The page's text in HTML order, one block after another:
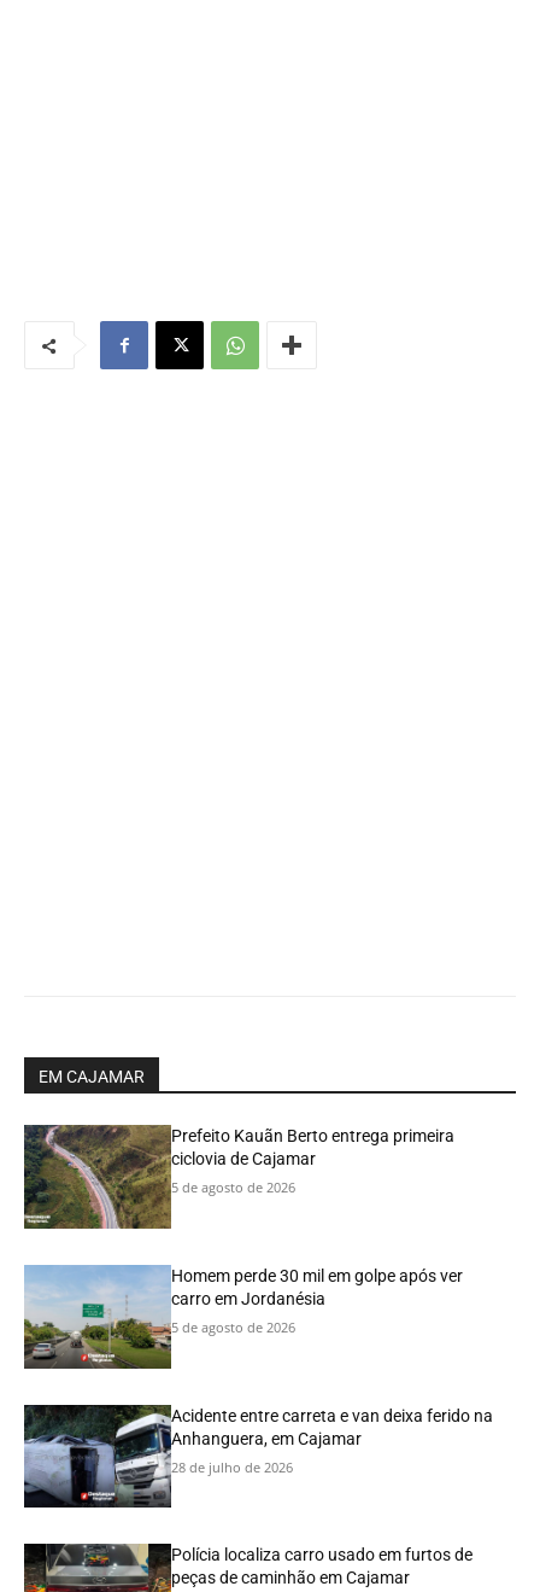
EM CAJAMAR
Prefeito Kauãn Berto entrega primeira
ciclovia de Cajamar
5 de agosto de 2026
Homem perde 30 mil em golpe após ver
carro em Jordanésia
5 de agosto de 2026
Acidente entre carreta e van deixa ferido na
Anhanguera, em Cajamar
28 de julho de 2026
Polícia localiza carro usado em furtos de
peças de caminhão em Cajamar